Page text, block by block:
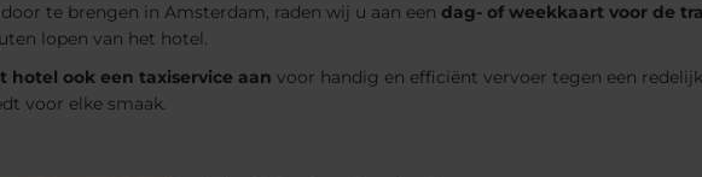
te brengen in Amsterdam, raden wij u aan een dag- of weekkaart voor de
lopen van het hotel.
hotel ook een taxiservice aan voor handig en efficiënt vervoer tegen een
voor elke smaak.